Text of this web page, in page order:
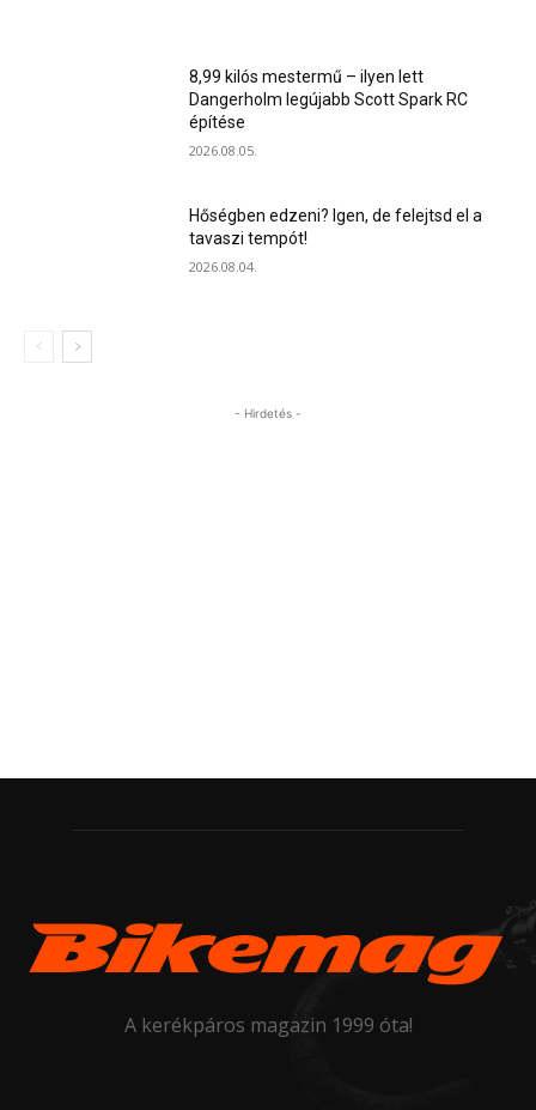
8,99 kilós mestermű – ilyen lett
Dangerholm legújabb Scott Spark RC
építése
2026.08.05.
Hőségben edzeni? Igen, de felejtsd el a
tavaszi tempót!
2026.08.04.
- Hirdetés -
A kerékpáros magazin 1999 óta!